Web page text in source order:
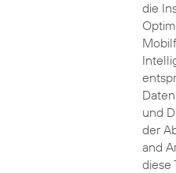
die
und
der
and
diese